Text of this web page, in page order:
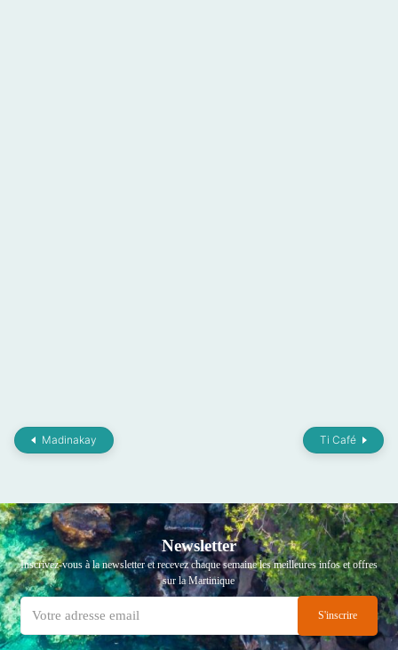
Madinakay Ti Café
Newsletter
Inscrivez-vous à la newsletter et recevez chaque semaine les meilleures infos et offres
sur la Martinique